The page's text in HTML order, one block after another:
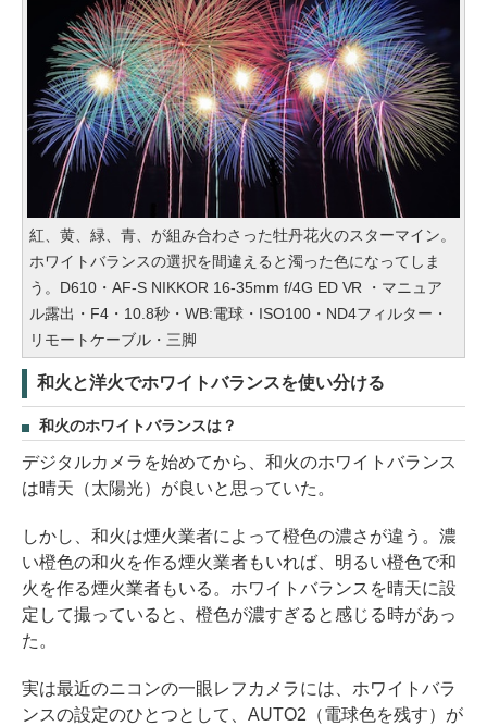
紅、黄、緑、青、が組み合わさった牡丹花火のスターマイン。
ホワイトバランスの選択を間違えると濁った色になってしま
う。D610・AF-S NIKKOR 16-35mm f/4G ED VR ・マニュア
ル露出・F4・10.8秒・WB:電球・ISO100・ND4フィルター・
リモートケーブル・三脚
和火と洋火でホワイトバランスを使い分ける
和火のホワイトバランスは？
デジタルカメラを始めてから、和火のホワイトバランス
は晴天（太陽光）が良いと思っていた。
しかし、和火は煙火業者によって橙色の濃さが違う。濃
い橙色の和火を作る煙火業者もいれば、明るい橙色で和
火を作る煙火業者もいる。ホワイトバランスを晴天に設
定して撮っていると、橙色が濃すぎると感じる時があっ
た。
実は最近のニコンの一眼レフカメラには、ホワイトバラ
ンスの設定のひとつとして、AUTO2（電球色を残す）が